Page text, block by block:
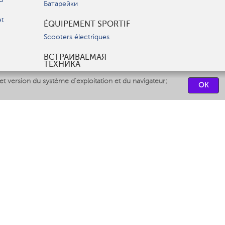
version du système d'exploitation et du navigateur;
OK
Батарейки
ÉQUIPEMENT SPORTIF
Scooters électriques
ВСТРАИВАЕМАЯ
ТЕХНИКА
Вытяжки
Духовые шкафы